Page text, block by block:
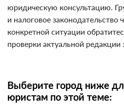
юридическую консультацию.
и налоговое законодательство
конкретной ситуации
проверки актуальной редакции
Выберите город ниже
юристам по этой теме: